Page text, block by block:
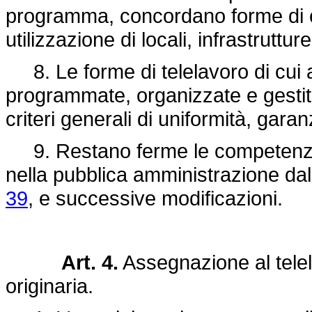
programma, concordano forme
utilizzazione di locali,
8. Le forme di telelavoro di cui
programmate, organizzate e
criteri generali di uniformità,
9. Restano ferme le
nella pubblica amministrazione
39, e successive modificazioni.
Art. 4. Assegnazione al
originaria.